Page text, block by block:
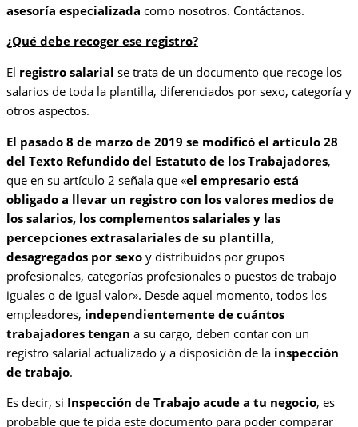
asesoría especializada como nosotros. Contáctanos.
¿Qué debe recoger ese registro?
El registro salarial se trata de un documento que recoge los
salarios de toda la plantilla, diferenciados por sexo, categoría y
otros aspectos.
El pasado 8 de marzo de 2019 se modificó el artículo 28
del Texto Refundido del Estatuto de los Trabajadores,
que en su artículo 2 señala que «el empresario está
obligado a llevar un registro con los valores medios de
los salarios, los complementos salariales y las
percepciones extrasalariales de su plantilla,
desagregados por sexo y distribuidos por grupos
profesionales, categorías profesionales o puestos de trabajo
iguales o de igual valor». Desde aquel momento, todos los
empleadores, independientemente de cuántos
trabajadores tengan a su cargo, deben contar con un
registro salarial actualizado y a disposición de la inspección
de trabajo.
Es decir, si Inspección de Trabajo acude a tu negocio, es
probable que te pida este documento para poder comparar